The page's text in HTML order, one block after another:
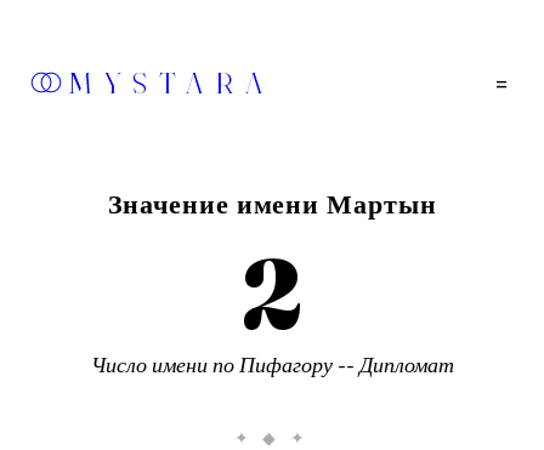
MYSTARA =
Значение имениМартын
2
Число имени по Пифагору -- Дипломат
✦ ◆ ✦